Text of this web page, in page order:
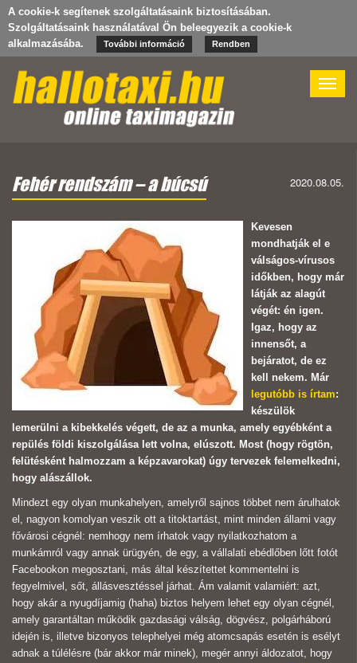
A cookie-k segítenek szolgáltatásaink biztosításában.
Szolgáltatásaink használatával Ön beleegyezik a cookie-k
alkalmazásába.
További információ Rendben
Toggle
Fehér rendszám – a búcsú 2020.08.05.
Kevesen
mondhatják el e
válságos-vírusos
időkben, hogy már
látják az alagút
végét: én igen.
Igaz, hogy az
innensőt, a
bejáratot, de ez
kell nekem. Már
legutóbb is írtam:
készülök
lemerülni a kibekkelés végett, de az a munka, amely egyébként a
repülés földi kiszolgálása lett volna, elúszott. Most (hogy rögtön,
felütésként halmozzam a képzavarokat) úgy tervezek felemelkedni,
hogy alászállok.
Mindezt egy olyan munkahelyen, amelyről sajnos többet nem árulhatok
el, nagyon komolyan veszik ott a titoktartást, mint minden állami vagy
fővárosi cégnél: nemhogy nem írhatok vagy nyilatkozhatom a
munkámról vagy annak ürügyén, de egy, a vállalati ebédlőben lőtt fotót
Facebookon megosztani, más által készítettet kommentelni is
fegyelmivel, sőt, állásvesztéssel járhat. Ám valamit valamiért: azt,
hogy akár a nyugdíjamig (haha) biztos helyem lehet egy olyan cégnél,
amely garantáltan működik gazdasági válság, dögvész, polgárháború
idején is, illetve bizonyos telephelyei még atomcsapás esetén is esélyt
adnak a túlélésre (bár akkor már minek), megér annyi áldozatot, hogy